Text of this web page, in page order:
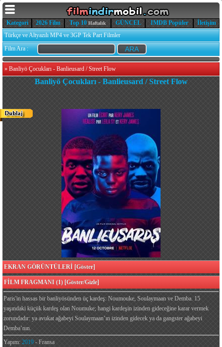
Kategori 2026 Film Top 10 Haftalık GÜNCEL IMDB Popüler
İletişim
Türkçe ve Altyazılı MP4 ve 3GP Tek Part Filmler
Film Ara :
» Banliyö Çocukları - Banlieusard / Street Flow
Banliyö Çocukları - Banlieusard / Street Flow
EKRAN GÖRÜNTÜLERİ [Göster]
FİLM FRAGMANI (1) [Göster/Gizle]
Paris'in hassas bir banliyösünden üç kardeş: Noumouke, Soulaymaan ve Demba. 15
yaşındaki küçük kardeş olan Noumuke; hangi kardeşin izinden gideceğine karar vermek
zorundadır: ya avukat ağabeyi Soulaymaan’ın izinden gidecek ya da gangster ağabeyi
Demba’nın.
Yapım: 2019 - Fransa